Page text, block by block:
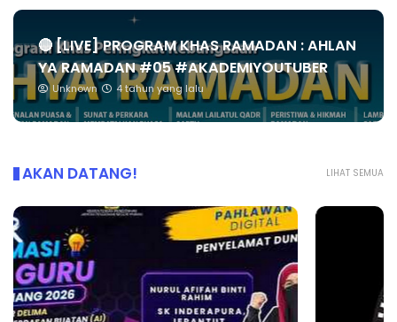
🔴 [LIVE] PROGRAM KHAS RAMADAN : AHLAN
YA RAMADAN #05 #AKADEMIYOUTUBER
Unknown 4 tahun yang lalu
LIHAT SEMUA
AKAN DATANG!